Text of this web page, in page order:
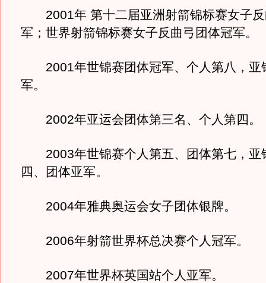
2001年 第十二届亚洲射箭锦标赛女子反
军；世界射箭锦标赛女子反曲弓团体冠军。
2001年世锦赛团体冠军、个人第八，亚
军。
2002年亚运会团体第三名、个人第四。
2003年世锦赛个人第五、团体第七，亚
四、团体亚军。
2004年雅典奥运会女子团体银牌。
2006年射箭世界杯总决赛个人冠军。
2007年世界杯英国站个人亚军。